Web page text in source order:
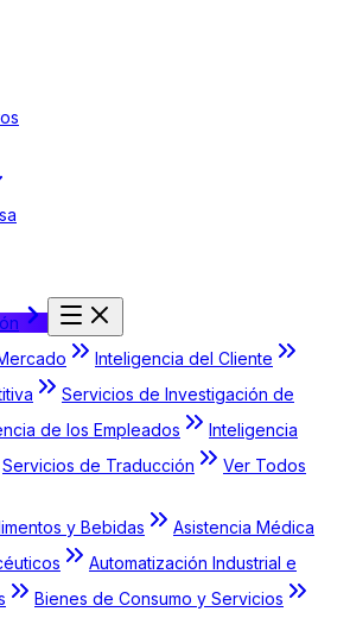
Inteligencia del Cliente
Servicios de Investigación de
de los Empleados
Inteligencia
Servicios de Traducción
Ver Todos
y Bebidas
Asistencia Médica
Automatización Industrial e
Bienes de Consumo y Servicios